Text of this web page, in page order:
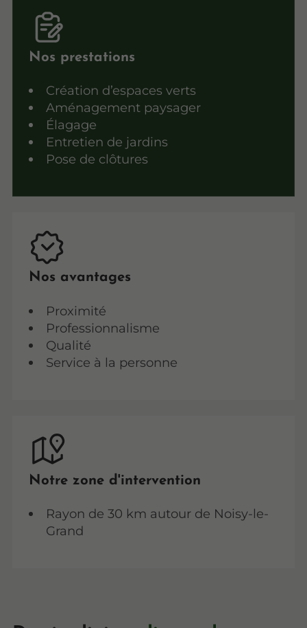
Nos prestations
Création d’espaces verts
Aménagement paysager
Élagage
Entretien de jardins
Pose de clôtures
Nos avantages
Proximité
Professionnalisme
Qualité
Service à la personne
Notre zone d'intervention
Rayon de 30 km autour de Noisy-le-
Grand